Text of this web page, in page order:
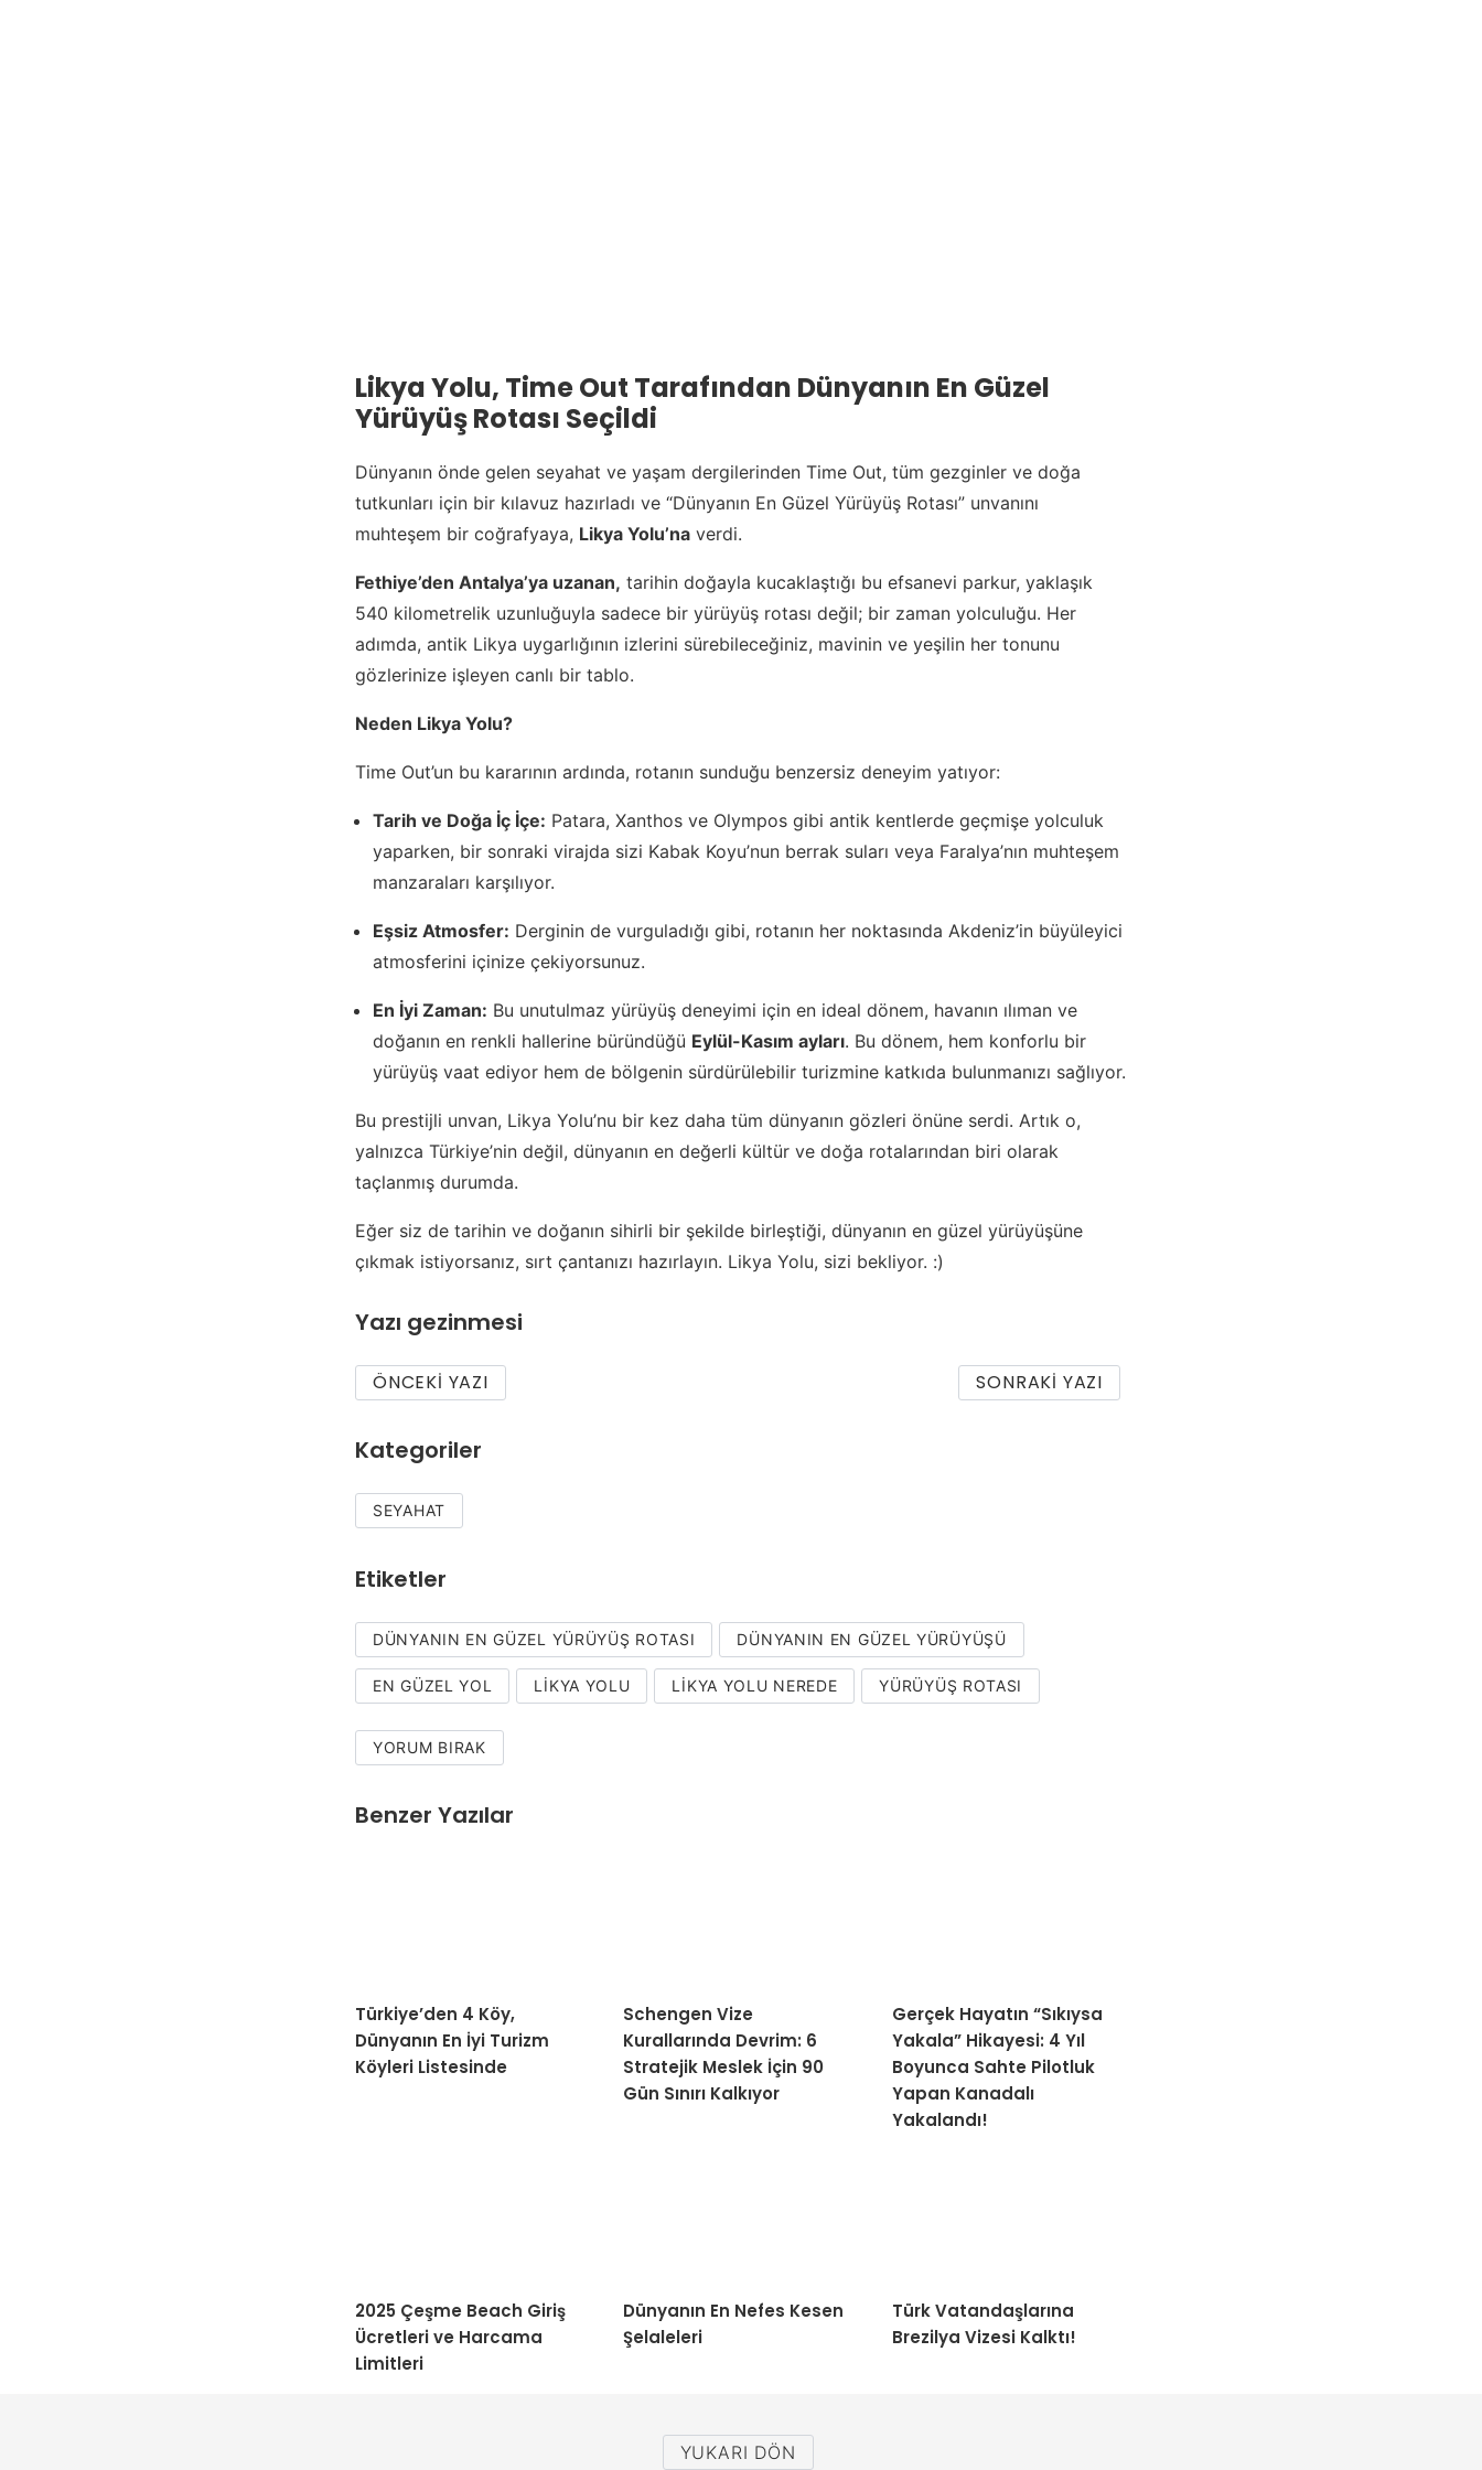
Likya Yolu, Time Out Tarafından Dünyanın En Güzel
Yürüyüş Rotası Seçildi
Dünyanın önde gelen seyahat ve yaşam dergilerinden Time Out, tüm gezginler ve doğa
tutkunları için bir kılavuz hazırladı ve “Dünyanın En Güzel Yürüyüş Rotası” unvanını
muhteşem bir coğrafyaya, Likya Yolu’na verdi.
Fethiye’den Antalya’ya uzanan, tarihin doğayla kucaklaştığı bu efsanevi parkur, yaklaşık
540 kilometrelik uzunluğuyla sadece bir yürüyüş rotası değil; bir zaman yolculuğu. Her
adımda, antik Likya uygarlığının izlerini sürebileceğiniz, mavinin ve yeşilin her tonunu
gözlerinize işleyen canlı bir tablo.
Neden Likya Yolu?
Time Out’un bu kararının ardında, rotanın sunduğu benzersiz deneyim yatıyor:
Tarih ve Doğa İç İçe: Patara, Xanthos ve Olympos gibi antik kentlerde geçmişe yolculuk
yaparken, bir sonraki virajda sizi Kabak Koyu’nun berrak suları veya Faralya’nın muhteşem
manzaraları karşılıyor.
Eşsiz Atmosfer: Derginin de vurguladığı gibi, rotanın her noktasında Akdeniz’in büyüleyici
atmosferini içinize çekiyorsunuz.
En İyi Zaman: Bu unutulmaz yürüyüş deneyimi için en ideal dönem, havanın ılıman ve
doğanın en renkli hallerine büründüğü Eylül-Kasım ayları. Bu dönem, hem konforlu bir
yürüyüş vaat ediyor hem de bölgenin sürdürülebilir turizmine katkıda bulunmanızı sağlıyor.
Bu prestijli unvan, Likya Yolu’nu bir kez daha tüm dünyanın gözleri önüne serdi. Artık o,
yalnızca Türkiye’nin değil, dünyanın en değerli kültür ve doğa rotalarından biri olarak
taçlanmış durumda.
Eğer siz de tarihin ve doğanın sihirli bir şekilde birleştiği, dünyanın en güzel yürüyüşüne
çıkmak istiyorsanız, sırt çantanızı hazırlayın. Likya Yolu, sizi bekliyor. :)
Yazı gezinmesi
ÖNCEKI YAZI SONRAKI YAZI
Kategoriler
SEYAHAT
Etiketler
DÜNYANIN EN GÜZEL YÜRÜYÜŞ ROTASI DÜNYANIN EN GÜZEL YÜRÜYÜŞÜ
EN GÜZEL YOL LIKYA YOLU LIKYA YOLU NEREDE YÜRÜYÜŞ ROTASI
YORUM BIRAK
Benzer Yazılar
Türkiye’den 4 Köy,
Dünyanın En İyi Turizm
Köyleri Listesinde
Schengen Vize
Kurallarında Devrim: 6
Stratejik Meslek İçin 90
Gün Sınırı Kalkıyor
Gerçek Hayatın “Sıkıysa
Yakala” Hikayesi: 4 Yıl
Boyunca Sahte Pilotluk
Yapan Kanadalı
Yakalandı!
2025 Çeşme Beach Giriş
Ücretleri ve Harcama
Limitleri
Dünyanın En Nefes Kesen
Şelaleleri
Türk Vatandaşlarına
Brezilya Vizesi Kalktı!
YUKARI DÖN